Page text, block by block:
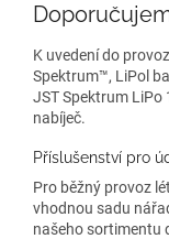
K uvedení do
Spektrum™, LiPol
JST Spektrum LiPo
nabíječ.
Příslušenství pro
Pro běžný provoz
vhodnou sadu
našeho sortimentu